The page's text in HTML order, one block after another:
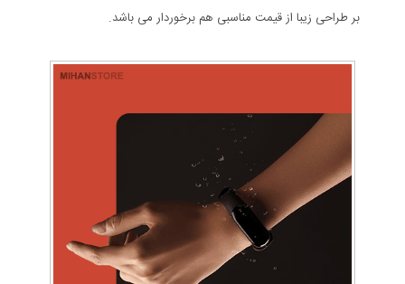
بر طراحی زیبا از قیمت مناسبی هم برخوردار می باشد.